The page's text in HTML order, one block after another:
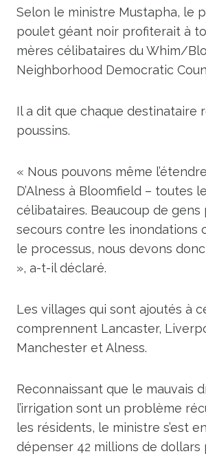
Selon le ministre Mustapha, le
poulet géant noir profiterait à
mères célibataires du Whim/
Neighborhood Democratic
Il a dit que chaque destinataire
poussins.
« Nous pouvons même
D’Alness à Bloomfield – toutes
célibataires. Beaucoup de gens
secours contre les inondations
le processus, nous devons
», a-t-il déclaré.
Les villages qui sont ajoutés à
comprennent Lancaster,
Manchester et Alness.
Reconnaissant que le mauvais
l’irrigation sont un problème
les résidents, le ministre s’est
dépenser 42 millions de